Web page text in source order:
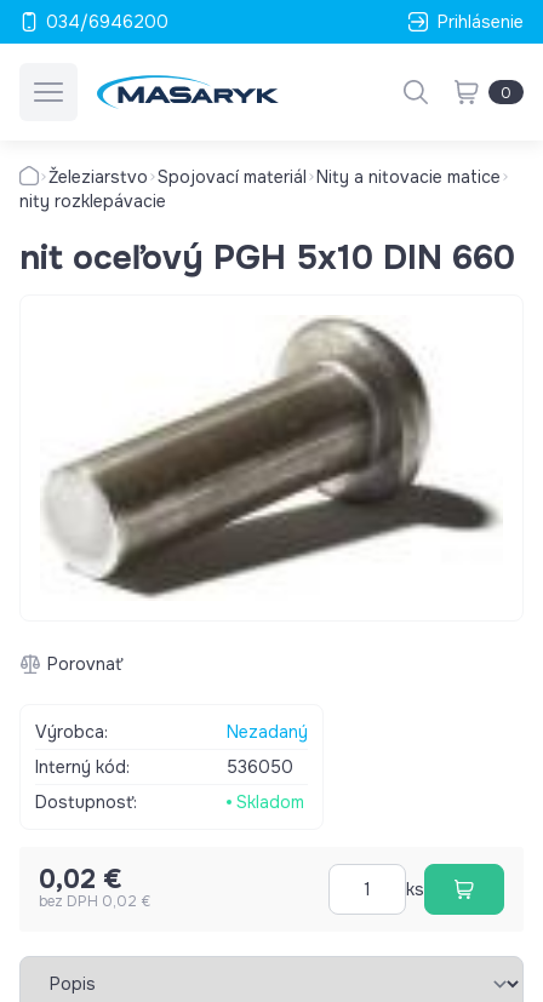
034/6946200 Prihlásenie
0
Železiarstvo Spojovací materiál Nity a nitovacie matice
nity rozklepávacie
nit oceľový PGH 5x10 DIN 660
Porovnať
Výrobca:
Nezadaný
Interný kód:
536050
Dostupnosť:
Skladom
0,02 €
bez DPH 0,02 €
ks
Vybrať záložku